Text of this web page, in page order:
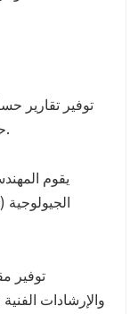
توفير تقارير
حمل الرياح / حمل الثلوج / القوة الزلزالية).
يقوم
الجيولوجية
توفير
والإرشادات